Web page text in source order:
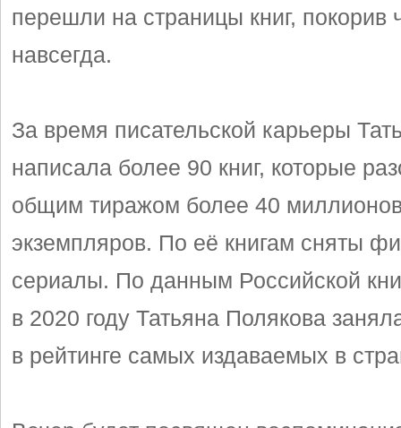
перешли на страницы книг, покорив
навсегда.
За время писательской карьеры
написала более 90 книг, которые
общим тиражом более 40
экземпляров. По её книгам сняты
сериалы. По данным Российской
в 2020 году Татьяна Полякова
в рейтинге самых издаваемых в